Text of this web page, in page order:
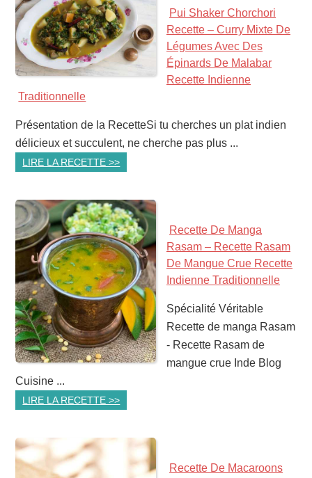
Pui Shaker Chorchori
Recette – Curry Mixte De
Légumes Avec Des
Épinards De Malabar
Recette Indienne
Traditionnelle
Présentation de la RecetteSi tu cherches un plat indien
délicieux et succulent, ne cherche pas plus ...
LIRE LA RECETTE >>
Recette De Manga
Rasam – Recette Rasam
De Mangue Crue Recette
Indienne Traditionnelle
Spécialité Véritable
Recette de manga Rasam
- Recette Rasam de
mangue crue Inde Blog
Cuisine ...
LIRE LA RECETTE >>
Recette De Macaroons